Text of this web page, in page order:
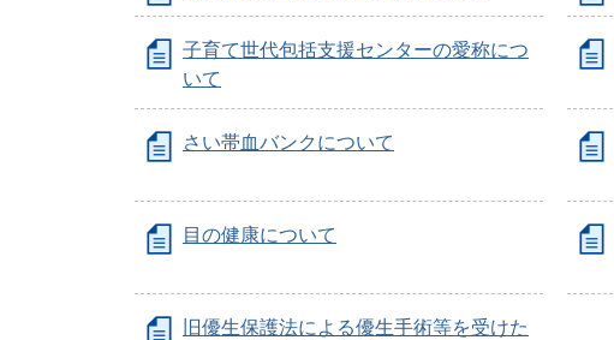
子育て世代包括支援センターの愛称につ
いて
さい帯血バンクについて
目の健康について
旧優生保護法による優生手術等を受けた